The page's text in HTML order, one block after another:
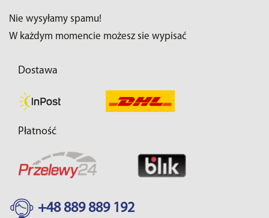
Nie wysyłamy spamu!
W każdym momencie możesz sie wypisać
Dostawa
Płatność
+48 889 889 192